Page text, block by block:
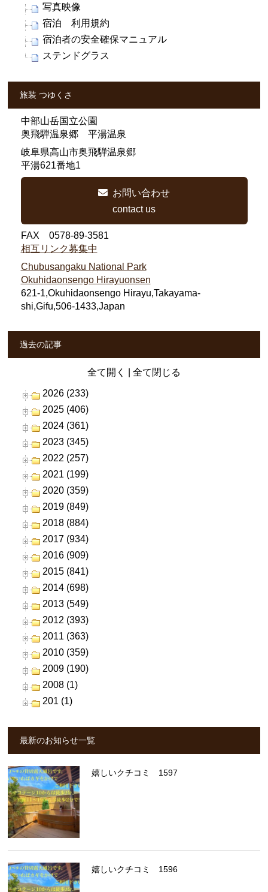
写真映像
宿泊 利用規約
宿泊者の安全確保マニュアル
ステンドグラス
旅装 つゆくさ
中部山岳国立公園
奥飛騨温泉郷 平湯温泉
岐阜県高山市奥飛騨温泉郷
平湯621番地1
お問い合わせ
contact us
FAX 0578-89-3581
相互リンク募集中
Chubusangaku National Park
Okuhidaonsengo Hirayuonsen
621-1,Okuhidaonsengo Hirayu,Takayama-
shi,Gifu,506-1433,Japan
過去の記事
全て開く 全て閉じる
2026 (233)
2025 (406)
2024 (361)
2023 (345)
2022 (257)
2021 (199)
2020 (359)
2019 (849)
2018 (884)
2017 (934)
2016 (909)
2015 (841)
2014 (698)
2013 (549)
2012 (393)
2011 (363)
2010 (359)
2009 (190)
2008 (1)
201 (1)
最新のお知らせ一覧
嬉しいクチコミ 1597
嬉しいクチコミ 1596